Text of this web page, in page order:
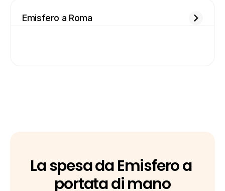
Emisfero a Roma
La spesa da Emisfero a
portata di mano